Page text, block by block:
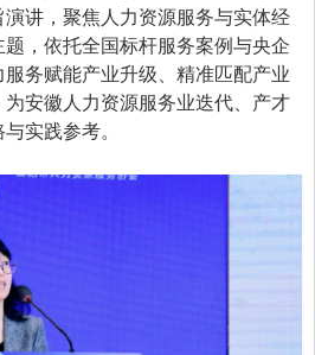
讲，聚焦人力资源服务与实体经
，依托全国标杆服务案例与央企
务赋能产业升级、精准匹配产业
安徽人力资源服务业迭代、产才
实践参考。